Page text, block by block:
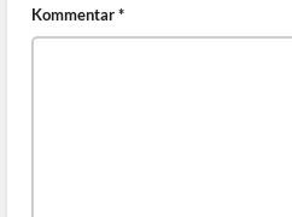
Kommentar*